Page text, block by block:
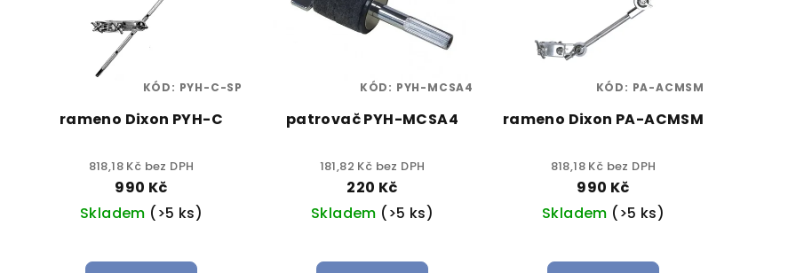
rameno Dixon PYH-C
818,18 Kč bez DPH
990 Kč
Skladem (>5 ks)
KÓD: PYH-C-SP
patrovač PYH-MCSA4
181,82 Kč bez DPH
220 Kč
Skladem (>5 ks)
KÓD: PYH-MCSA4
rameno Dixon PA-ACMSM
818,18 Kč bez DPH
990 Kč
Skladem (>5 ks)
KÓD: PA-ACMSM